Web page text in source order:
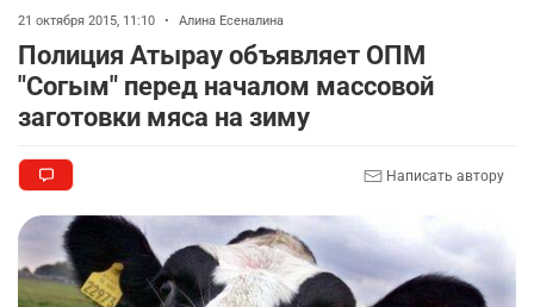
21 октября 2015, 11:10 • Алина Есеналина
Полиция Атырау объявляет ОПМ
"Согым" перед началом массовой
заготовки мяса на зиму
Написать автору